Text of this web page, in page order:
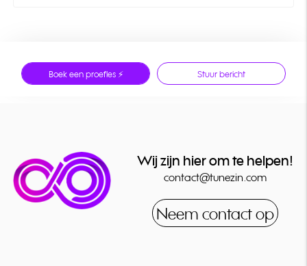
Boek een proefles ⚡ Stuur bericht
Wij zijn hier om te helpen!
contact@tunezin.com
Neem contact op